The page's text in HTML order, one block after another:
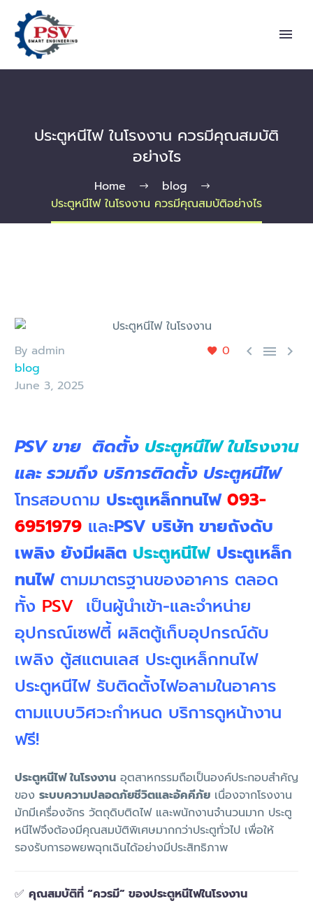
ประตูหนีไฟ ในโรงงาน ควรมีคุณสมบัติ
อย่างไร
Home
blog
ประตูหนีไฟ ในโรงงาน ควรมีคุณสมบัติอย่างไร
0   
By admin
blog
June 3, 2025
PSV ขาย ติดตั้ง ประตูหนีไฟ ในโรงงาน
และ รวมถึง บริการติดตั้ง ประตูหนีไฟ
โทรสอบถาม ประตูเหล็กทนไฟ093-
6951979 และPSV บริษัท ขายถังดับ
เพลิง ยังมีผลิต ประตูหนีไฟ ประตูเหล็ก
ทนไฟ ตามมาตรฐานของอาคาร ตลอด
ทั้ง PSV เป็นผู้นำเข้า-และจำหน่าย
อุปกรณ์เซฟตี้ ผลิตตู้เก็บอุปกรณ์ดับ
เพลิง ตู้สแตนเลส ประตูเหล็กทนไฟ
ประตูหนีไฟ รับติดตั้งไฟอลามในอาคาร
ตามแบบวิศวะกำหนด บริการดูหน้างาน
ฟรี!
ประตูหนีไฟ ในโรงงาน อุตสาหกรรมถือเป็นองค์ประกอบสำคัญ
ของ ระบบความปลอดภัยชีวิตและอัคคีภัย เนื่องจากโรงงาน
มักมีเครื่องจักร วัตถุดิบติดไฟ และพนักงานจำนวนมาก ประตู
หนีไฟจึงต้องมีคุณสมบัติพิเศษมากกว่าประตูทั่วไป เพื่อให้
รองรับการอพยพฉุกเฉินได้อย่างมีประสิทธิภาพ
✅ คุณสมบัติที่ “ควรมี” ของประตูหนีไฟในโรงงาน